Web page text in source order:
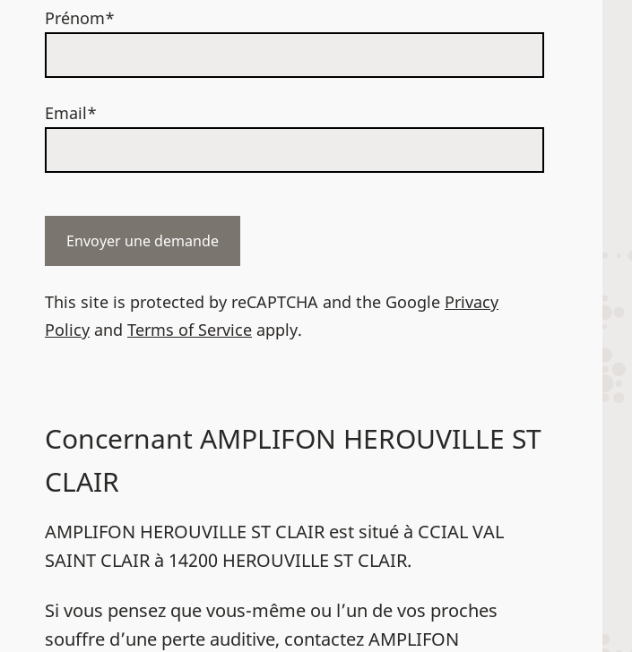
Prénom*
Email*
This site is protected by reCAPTCHA and the Google Privacy
Policy and Terms of Service apply.
Concernant AMPLIFON HEROUVILLE ST
CLAIR
AMPLIFON HEROUVILLE ST CLAIR est situé à CCIAL VAL
SAINT CLAIR à 14200 HEROUVILLE ST CLAIR.
Si vous pensez que vous-même ou l’un de vos proches
souffre d’une perte auditive, contactez AMPLIFON